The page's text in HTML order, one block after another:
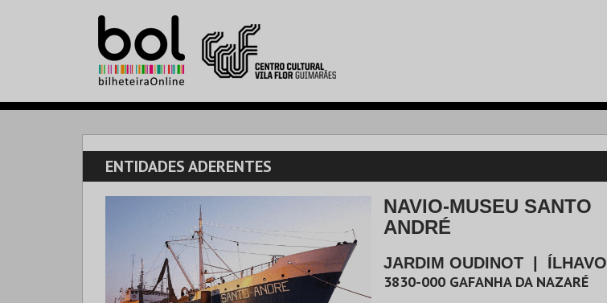
ENTIDADES ADERENTES
NAVIO-MUSEU SANTO
ANDRÉ
JARDIM OUDINOT ÍLHAVO
3830-000 GAFANHA DA NAZARÉ